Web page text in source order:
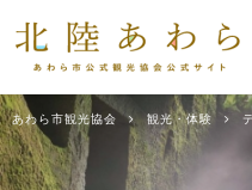
あわら市観光協会 観光・体験